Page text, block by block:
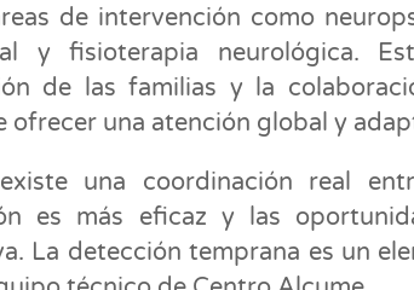
de intervención como
y fisioterapia neurológica.
de las familias y la
ofrecer una atención global y
una coordinación real
es más eficaz y las
La detección temprana es un